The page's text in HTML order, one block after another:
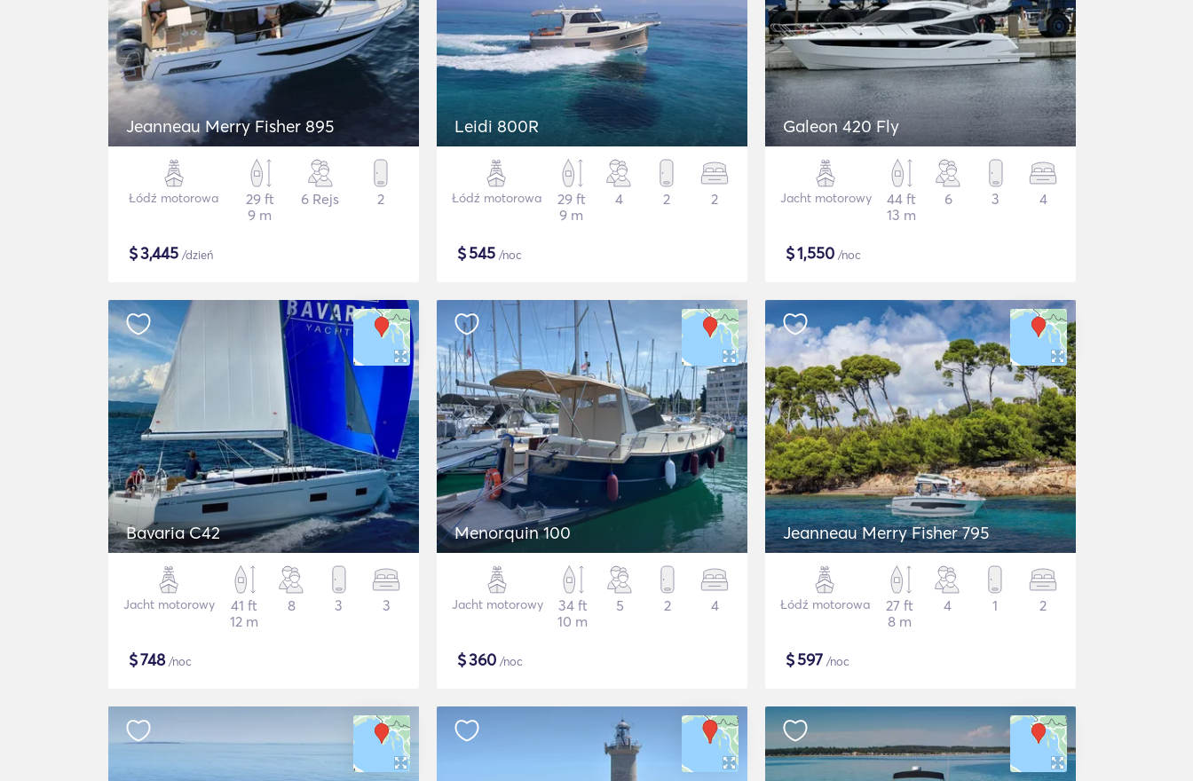
Jeanneau Merry Fisher 895
Łódź motorowa
29 ft
9 m
6 Rejs 2
$3,445 /dzień
Leidi 800R
Łódź motorowa
29 ft
9 m
4 2 2
$545 /noc
Galeon 420 Fly
Jacht motorowy
44 ft
13 m
6 3 4
$1,550 /noc
Bavaria C42
Jacht motorowy
41 ft
12 m
8 3 3
$748/noc
Menorquin 100
Jacht motorowy
34 ft
10 m
5 2 4
$360 /noc
Jeanneau Merry Fisher 795
Łódź motorowa
27 ft
8 m
4 1 2
$597 /noc